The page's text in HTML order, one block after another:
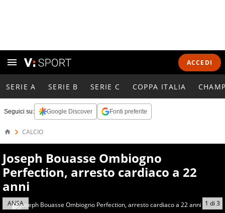
ACCEDI
SERIE A SERIE B SERIE C COPPA ITALIA
Seguici su: Google Discover Fonti preferite
CALCIO
Joseph Bouasse Ombiogno
Perfection, arresto cardiaco a 22
anni
1 di 3
ANSA